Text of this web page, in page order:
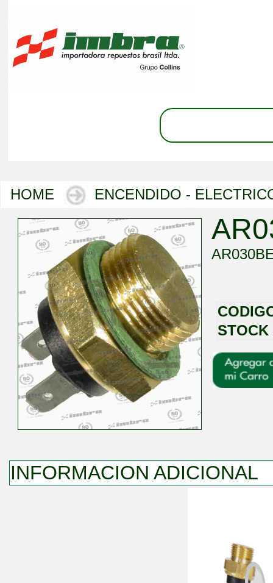
HOME ENCENDIDO -
STOCK
INFORMACION ADICIONAL